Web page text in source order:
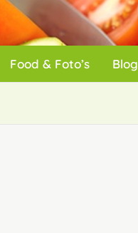
Food & Foto’s Blog